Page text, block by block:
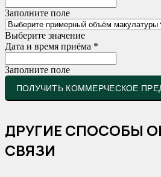
Заполните поле
Выберите значение
Дата и время приёма *
Заполните поле
ПОЛУЧИТЬ КОММЕРЧЕСКОЕ
ДРУГИЕ СПОСОБЫ
СВЯЗИ